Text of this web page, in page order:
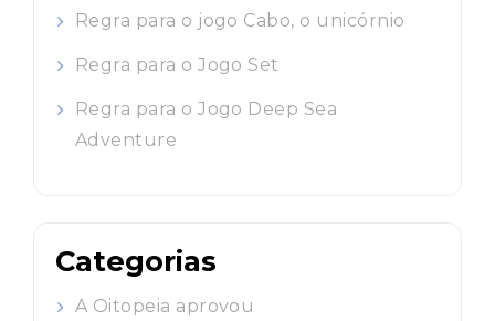
Regra para o jogo Cabo, o unicórnio
Regra para o Jogo Set
Regra para o Jogo Deep Sea
Adventure
Categorias
A Oitopeia aprovou